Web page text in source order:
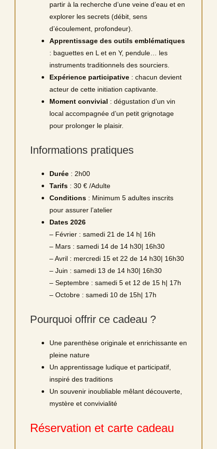
partir à la recherche d’une veine d’eau et en
explorer les secrets (débit, sens
d’écoulement, profondeur).
Apprentissage des outils emblématiques
: baguettes en L et en Y, pendule… les
instruments traditionnels des sourciers.
Expérience participative: chacun devient
acteur de cette initiation captivante.
Moment convivial : dégustation d’un vin
local accompagnée d’un petit grignotage
pour prolonger le plaisir.
Informations pratiques
Durée: 2h00
Tarifs: 30 € /Adulte
Conditions: Minimum 5 adultes inscrits
pour assurer l’atelier
Dates 2026
– Février : samedi 21 de 14 h| 16h
– Mars : samedi 14 de 14 h30| 16h30
– Avril : mercredi 15 et 22 de 14 h30| 16h30
– Juin : samedi 13 de 14 h30| 16h30
– Septembre : samedi 5 et 12 de 15 h| 17h
– Octobre : samedi 10 de 15h| 17h
Pourquoi offrir ce cadeau ?
Une parenthèse originale et enrichissante en
pleine nature
Un apprentissage ludique et participatif,
inspiré des traditions
Un souvenir inoubliable mêlant découverte,
mystère et convivialité
Réservation et carte cadeau